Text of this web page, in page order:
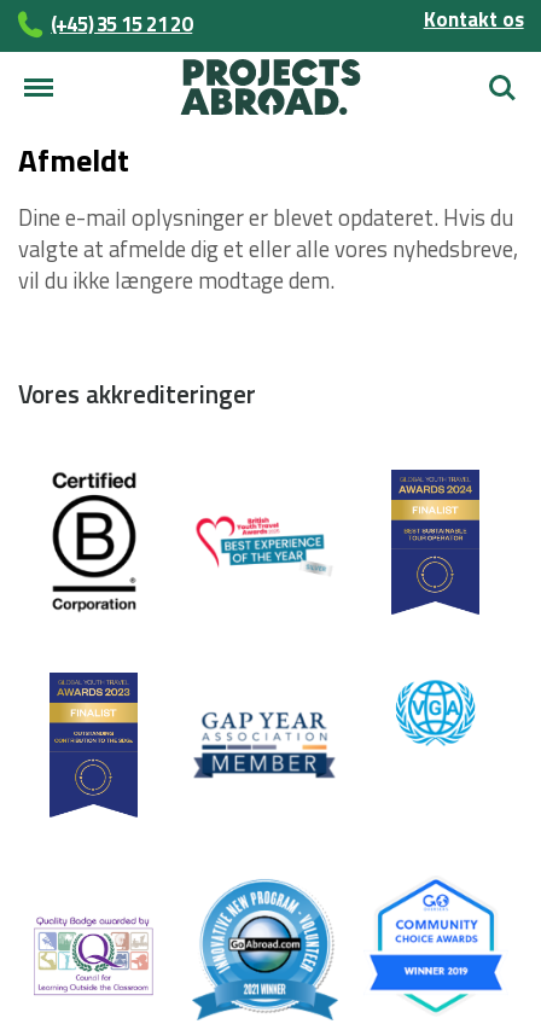
(+45)­­ 35 15 21 20 Kontakt os
Søg
Afmeldt
Dine e-mail oplysninger er blevet opdateret. Hvis du
valgte at afmelde dig et eller alle vores nyhedsbreve,
vil du ikke længere modtage dem.
Vores akkrediteringer